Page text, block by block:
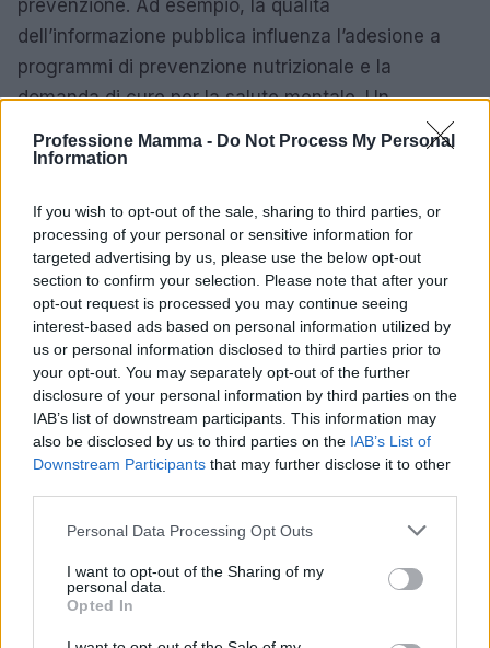
Professione Mamma - Do Not Process My Personal
Information
If you wish to opt-out of the sale, sharing to third parties, or
processing of your personal or sensitive information for
targeted advertising by us, please use the below opt-out
section to confirm your selection. Please note that after your
opt-out request is processed you may continue seeing
interest-based ads based on personal information utilized by
us or personal information disclosed to third parties prior to
your opt-out. You may separately opt-out of the further
disclosure of your personal information by third parties on the
IAB’s list of downstream participants. This information may
also be disclosed by us to third parties on the IAB’s List of
Downstream Participants that may further disclose it to other
Please note that this website/app uses one or more Google
not limited to your visit or usage behaviour. You may click to
grant or deny consent to Google and its third-party tags to
use your data for below specified purposes in below Google
consent section.
Personal Data Processing Opt Outs
I want to opt-out of the Sharing of my
personal data.
Opted In
prevenzione. Ad esempio, la qualità
dell’informazione pubblica influenza l’adesione a
programmi di prevenzione nutrizionale e la
domanda di cure per la salute mentale. Un
approccio comunicativo responsabile favorisce
interventi più efficaci, mentre la polarizzazione
riforme e risorse destinate alla sanità territoriale.
In definitiva, sia nel campo dell’alimentazione sia in
quello della salute mentale, la raccomandazione
pratica è spostare l’attenzione dalle etichette nette
evidenze situazioni individuali.
Informatore, operatore sanitario o semplice
cittadino, ogni parola e ogni messaggio
contribuiscono a costruire un contesto che può
AUTORE